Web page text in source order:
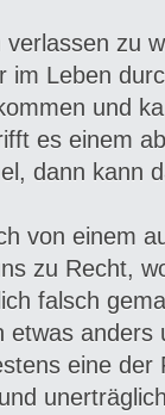
zu
im Leben
und
es einem
dann kann
von einem
zu Recht,
falsch
anders
eine der